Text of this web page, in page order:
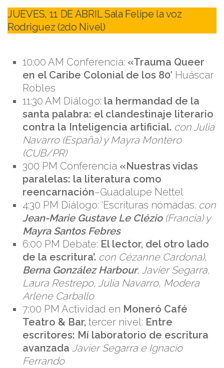
JUEVES, 11 DE ABRIL Sala Felipe la voz
Rodriguez (2do Nivel)
10:00 AM Conferencia: «Trauma Queer
en el Caribe Colonial de los 80′ Huáscar
Robles
11:30 AM Diálogo: la hermandad de la
santa palabra: el clandestinaje literario
contra la Inteligencia artificial. con Julia
Navarro (España) y Mayra Montero
(CUB/PR)
300 PM Conferencia «Nuestras vidas
paralelas: la literatura como
reencarnación–Guadalupe Nettel
4:30 PM Diálogo: ‘Escrituras nómadas. con
Jean-Marie Gustave Le Clézio(Francia) y
Mayra Santos Febres
6:00 PM Debate: El lector, del otro lado
de la escritura’. con Cézanne Cardona),
Berna González Harbour, Javier Segarra,
Laura Restrepo, Julia Navarro, Modera
Arlene Carballo
7:00 PM Actividad en Moneró Café
Teatro & Bar, tercer nivel: Entre
escritores: Mí laboratorio de escritura
avanzada Javier Segarra e Ignacio
Ferrando